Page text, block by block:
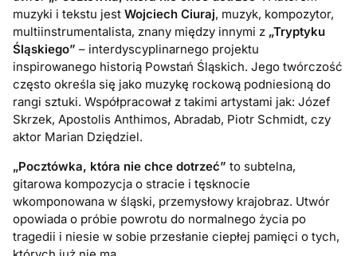
muzyki i tekstu jest Wojciech Ciuraj, muzyk, kompozytor,
multiinstrumentalista, znany między innymi z „Tryptyku
Śląskiego” – interdyscyplinarnego projektu
inspirowanego historią Powstań Śląskich. Jego twórczość
często określa się jako muzykę rockową podniesioną do
rangi sztuki. Współpracował z takimi artystami jak: Józef
Skrzek, Apostolis Anthimos, Abradab, Piotr Schmidt, czy
aktor Marian Dziędziel.
„Pocztówka, która nie chce dotrzeć” to subtelna,
gitarowa kompozycja o stracie i tęsknocie
wkomponowana w śląski, przemysłowy krajobraz. Utwór
opowiada o próbie powrotu do normalnego życia po
tragedii i niesie w sobie przesłanie ciepłej pamięci o tych,